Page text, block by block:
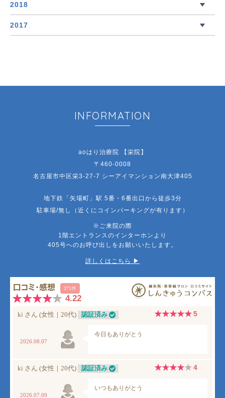
2018
2017
INFORMATION
aoはり治療院 【栄院】
〒460-0008
名古屋市中区栄3-27-7 シーアイマンション南大津405
地下鉄「矢場町」駅 5番・6番出口から徒歩3分
駐車場/無し（近くにコインパーキングが有ります）
※ご来院の際
1階エントランスのインターホンより
405号へのお呼び出しをお願いいたします。
詳しくはこちら ▶︎